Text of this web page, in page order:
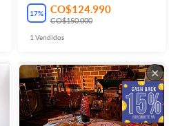
17% CO$124.990
CO$150.000
1 Vendidos
×